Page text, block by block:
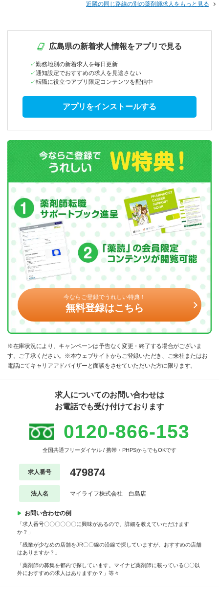
近隣の同じ路線の別の薬剤師求人をもっと見る
広島県の新着求人情報をアプリで見る
勤務地別の新着求人を毎日更新
通知設定でおすすめの求人を見逃さない
転職に役立つアプリ限定コンテンツを配信中
アプリをインストールする
今ならご登録でうれしい特典！
無料登録はこちら
※在庫状況により、キャンペーンは予告なく変更・終了する場合がございま
す。ご了承ください。※本ウェブサイトからご登録いただき、ご来社またはお
電話にてキャリアアドバイザーと面談をさせていただいた方に限ります。
求人についてのお問い合わせは
お電話でも受け付けております
0120-866-153
全国共通フリーダイヤル / 携帯・PHPSからでもOKです
求人番号 479874
法人名 マイライフ株式会社 白島店
お問い合わせの例
「求人番号〇〇〇〇〇〇に興味があるので、詳細を教えていただけます
か？」
「残業が少なめの店舗をJR〇〇線の沿線で探していますが、おすすめの店舗
はありますか？」
「薬剤師の募集を都内で探しています。マイナビ薬剤師に載っている〇〇以
外におすすめの求人はありますか？」等々